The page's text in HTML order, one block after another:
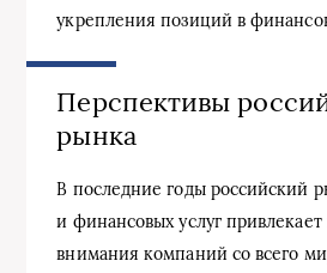
укрепления позиций в
Перспективы
рынка
В последние годы российский
и финансовых услуг
внимания компаний со всего